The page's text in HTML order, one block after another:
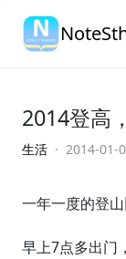
2014登高
生活 · 2014-01-
一年一度的登山
早上7点多出门